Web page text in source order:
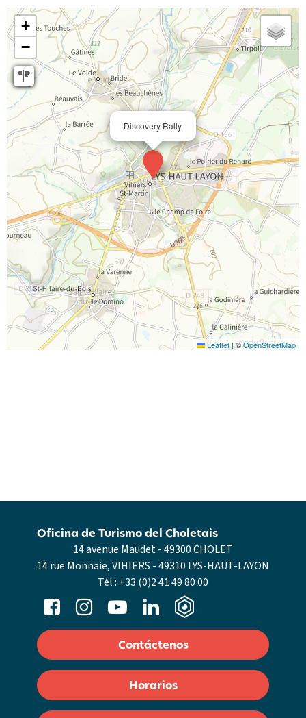
Discovery Rally
+
−
Leaflet|©OpenStreetMap
14 avenue Maudet - 49300 CHOLET
14 rue Monnaie, VIHIERS - 49310 LYS-HAUT-LAYON
Tél : +33 (0)2 41 49 80 00
Oficina de Turismo del Choletais
Contáctenos
Horarios